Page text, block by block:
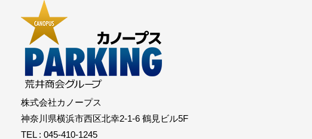
株式会社カノープス
神奈川県横浜市西区北幸2-1-6 鶴見ビル5F
TEL : 045-410-1245